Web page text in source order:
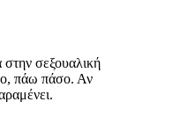
στην σεξουαλική
πάω πάσο. Αν